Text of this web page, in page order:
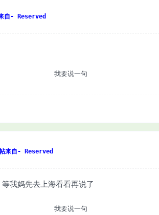
自- Reserved
我要说一句
来自- Reserved
我妈先去上海看看再说了
我要说一句